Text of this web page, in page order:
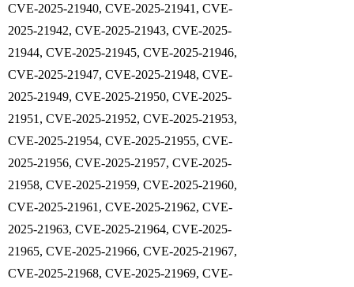
CVE-2025-21940, CVE-2025-21941, CVE-
2025-21942, CVE-2025-21943, CVE-2025-
21944, CVE-2025-21945, CVE-2025-21946,
CVE-2025-21947, CVE-2025-21948, CVE-
2025-21949, CVE-2025-21950, CVE-2025-
21951, CVE-2025-21952, CVE-2025-21953,
CVE-2025-21954, CVE-2025-21955, CVE-
2025-21956, CVE-2025-21957, CVE-2025-
21958, CVE-2025-21959, CVE-2025-21960,
CVE-2025-21961, CVE-2025-21962, CVE-
2025-21963, CVE-2025-21964, CVE-2025-
21965, CVE-2025-21966, CVE-2025-21967,
CVE-2025-21968, CVE-2025-21969, CVE-